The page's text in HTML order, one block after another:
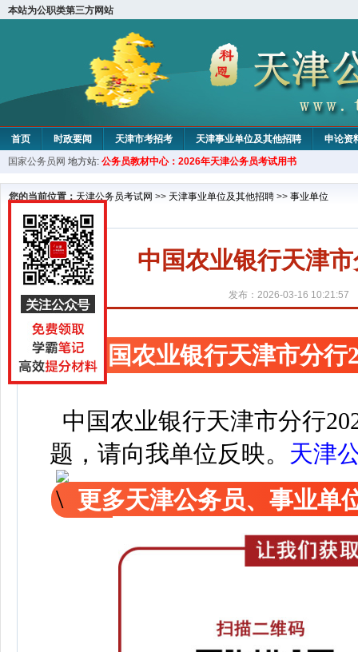
本站为公职类第三方网站
首页 时政要闻 天津市考招考 天津事业单位及其他招聘 申论资
教材中心
国家公务员网 地方站: 公务员教材中心：2026年天津公务员考试用书
您的当前位置： 天津公务员考试网 >> 天津事业单位及其他招聘 >> 事业单位
中国农业银行天津
发布：2026-03-16 10:21:57
中国农业银行天津市分行
中国农业银行天津市分行
题，请向我单位反映。 天津
更多天津公务员、事业单